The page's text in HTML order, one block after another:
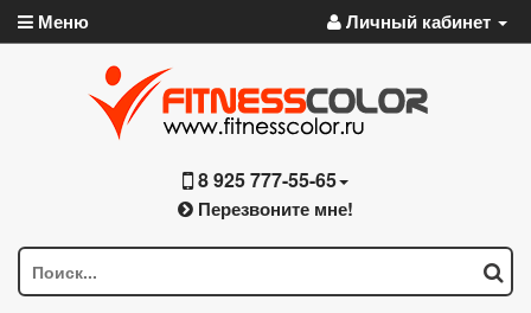
Меню Личный кабинет
8 925 777-55-65
Перезвоните мне!